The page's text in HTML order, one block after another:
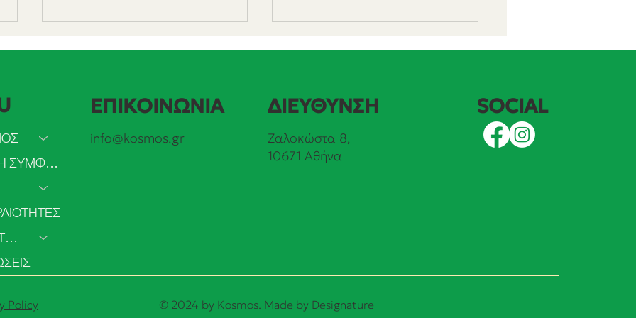
Αυξήθηκε κατά 50% η
ΠΡΑΣΙΝΗ ΣΥΜΦΩΝΙΑ
ΣΥΜΜΕΤΟΧΗ
ΕΠΙΚΟΙΝΩΝΙΑ
info@kosmos.gr
ΔΙΕΥΘΥΝΣΗ
Ζαλοκώστα 8,
10671 Αθήνα
SOCIAL
© 2024 by Kosmos. Made by Designature
Policy